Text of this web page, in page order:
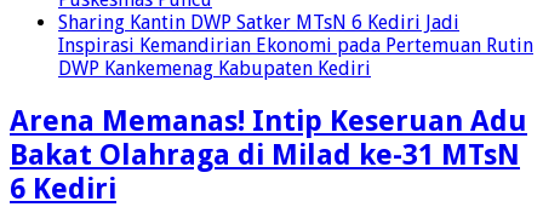
Sharing Kantin DWP Satker MTsN 6 Kediri Jadi
Inspirasi Kemandirian Ekonomi pada Pertemuan Rutin
DWP Kankemenag Kabupaten Kediri
Arena Memanas! Intip Keseruan Adu
Bakat Olahraga di Milad ke-31 MTsN
6 Kediri